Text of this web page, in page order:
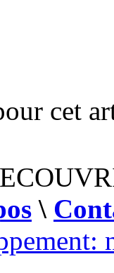
cet
\